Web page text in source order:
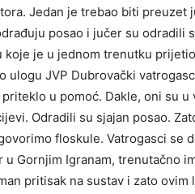
Jedan je trebao biti preuzet
posao i jučer su odradili
koje je u jednom trenutku
ulogu JVP Dubrovački
u pomoć. Dakle, oni su
Odradili su sjajan posao.
floskule. Vatrogasci se
u Gornjim Igranam, trenutačno
pritisak na sustav i zato ovim